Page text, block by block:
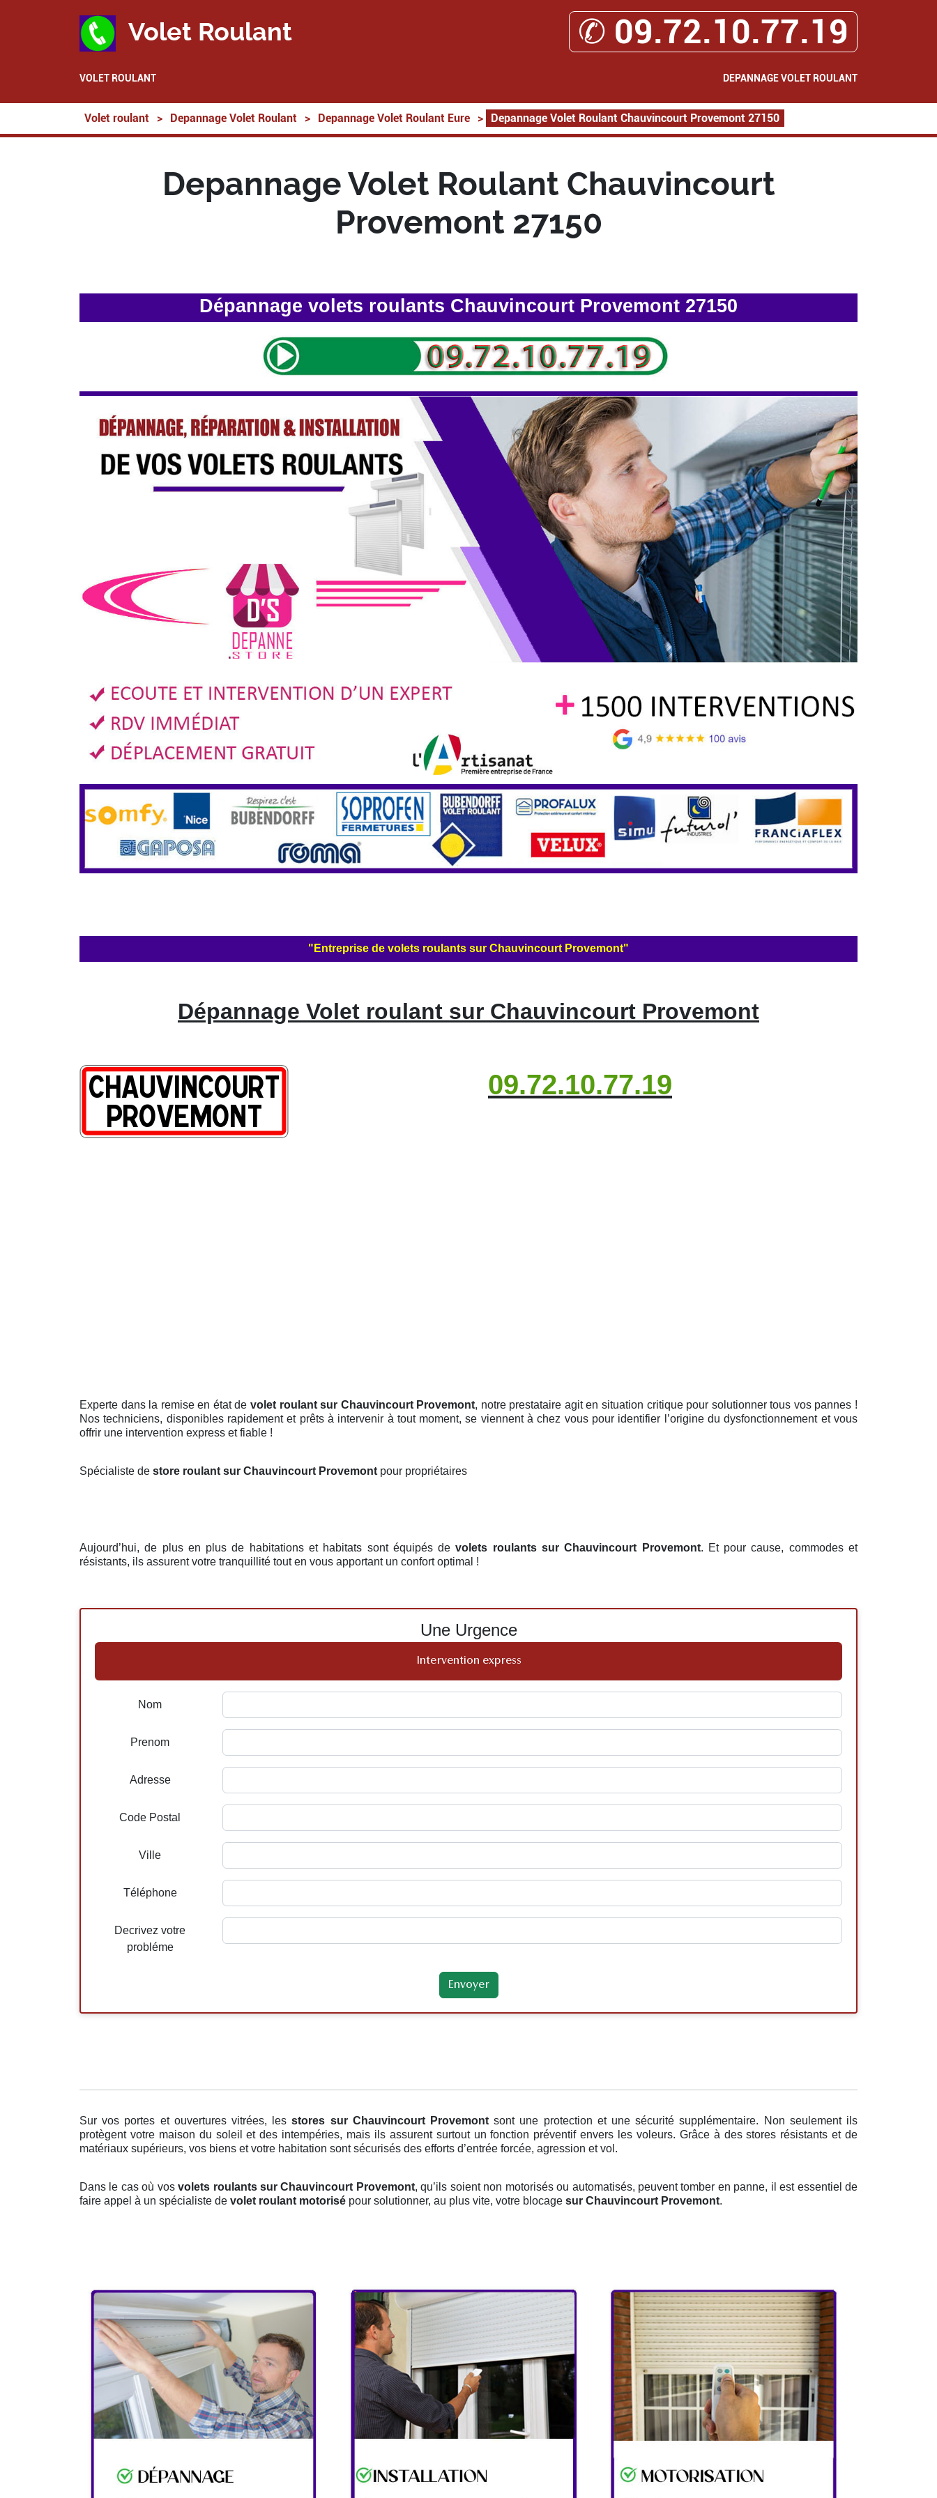
Volet Roulant ✆ 09.72.10.77.19
VOLET ROULANT DEPANNAGE VOLET ROULANT
Volet roulant > Depannage Volet Roulant > Depannage Volet Roulant Eure > Depannage Volet Roulant Chauvincourt Provemont 27150
Depannage Volet Roulant Chauvincourt
Provemont 27150
Dépannage volets roulants Chauvincourt Provemont 27150
"Entreprise de volets roulants sur Chauvincourt Provemont"
Dépannage Volet roulant sur Chauvincourt Provemont
09.72.10.77.19
Experte dans la remise en état de volet roulant sur Chauvincourt Provemont, notre prestataire agit en situation critique pour solutionner tous vos pannes !
Nos techniciens, disponibles rapidement et prêts à intervenir à tout moment, se viennent à chez vous pour identifier l’origine du dysfonctionnement et vous
offrir une intervention express et fiable !
Spécialiste de store roulant sur Chauvincourt Provemont pour propriétaires
Aujourd’hui, de plus en plus de habitations et habitats sont équipés devolets roulants sur Chauvincourt Provemont. Et pour cause, commodes et
résistants, ils assurent votre tranquillité tout en vous apportant un confort optimal !
Une Urgence
Intervention express
Nom
Prenom
Adresse
Code Postal
Ville
Téléphone
Decrivez votre
probléme
Sur vos portes et ouvertures vitrées, lesstores sur Chauvincourt Provemontsont une protection et une sécurité supplémentaire. Non seulement ils
protègent votre maison du soleil et des intempéries, mais ils assurent surtout un fonction préventif envers les voleurs. Grâce à des stores résistants et de
matériaux supérieurs, vos biens et votre habitation sont sécurisés des efforts d’entrée forcée, agression et vol.
Dans le cas où vosvolets roulants sur Chauvincourt Provemont, qu’ils soient non motorisés ou automatisés, peuvent tomber en panne, il est essentiel de
faire appel à un spécialiste de volet roulant motorisé pour solutionner, au plus vite, votre blocage sur Chauvincourt Provemont.